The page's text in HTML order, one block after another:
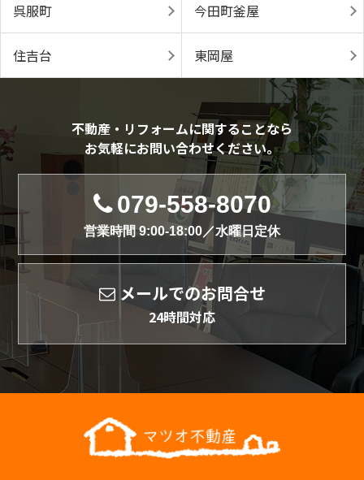
呉服町 今田町釜屋
住吉台 東岡屋
不動産・リフォームに関することなら
お気軽にお問い合わせください。
079-558-8070
営業時間 9:00-18:00／水曜日定休
メールでのお問合せ
24時間対応